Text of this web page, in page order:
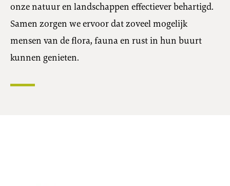
onze natuur en landschappen effectiever behartigd.
Samen zorgen we ervoor dat zoveel mogelijk
mensen van de flora, fauna en rust in hun buurt
kunnen genieten.